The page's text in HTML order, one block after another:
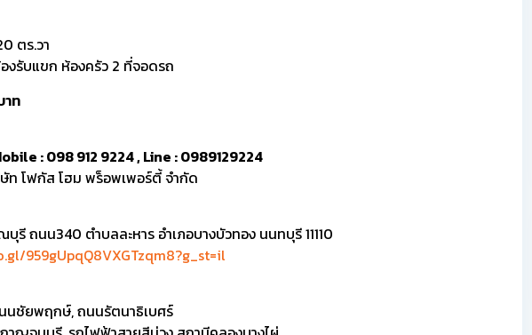
ตร.วา
งรับแขก ห้องครัว 2 ที่จอดรถ
าท
: 098 912 9224 , Line : 0989129224
ท โฟกัส โฮม พร็อพเพอร์ตี้ จำกัด
ถนน340 ตำบลละหาร อำเภอบางบัวทอง นนทบุรี 11110
959gUpqQ8VXGTzqm8?g_st=il
นชัยพฤกษ์, ถนนรัตนาธิเบศร์